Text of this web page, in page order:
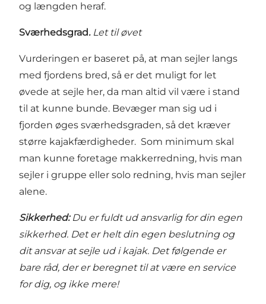
og længden heraf.
Sværhedsgrad.Let til øvet
Vurderingen er baseret på, at man sejler langs
med fjordens bred, så er det muligt for let
øvede at sejle her, da man altid vil være i stand
til at kunne bunde. Bevæger man sig ud i
fjorden øges sværhedsgraden, så det kræver
større kajakfærdigheder. Som minimum skal
man kunne foretage makkerredning, hvis man
sejler i gruppe eller solo redning, hvis man sejler
alene.
Sikkerhed:Du er fuldt ud ansvarlig for din egen
sikkerhed. Det er helt din egen beslutning og
dit ansvar at sejle ud i kajak. Det følgende er
bare råd, der er beregnet til at være en service
for dig, og ikke mere!